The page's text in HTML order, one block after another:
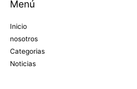
Menú
Inicio
nosotros
Categorias
Noticias